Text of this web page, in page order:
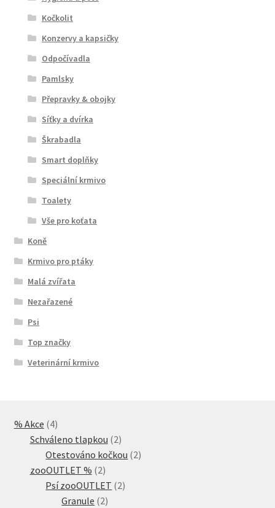
Kočkolit
Konzervy a kapsičky
Odpočívadla
Pamlsky
Přepravky & obojky
Síťky a dvírka
Škrabadla
Smart doplňky
Speciální krmivo
Toalety
Vše pro koťata
Koně
Krmivo pro ptáky
Malá zvířata
Nezařazené
Psi
Top značky
Veterinární krmivo
% Akce 44
produkty
Schváleno tlapkou 22
produkty
Otestováno kočkou 22
zooOUTLET % 22
produkty
Psí zooOUTLET 22
Granule 22